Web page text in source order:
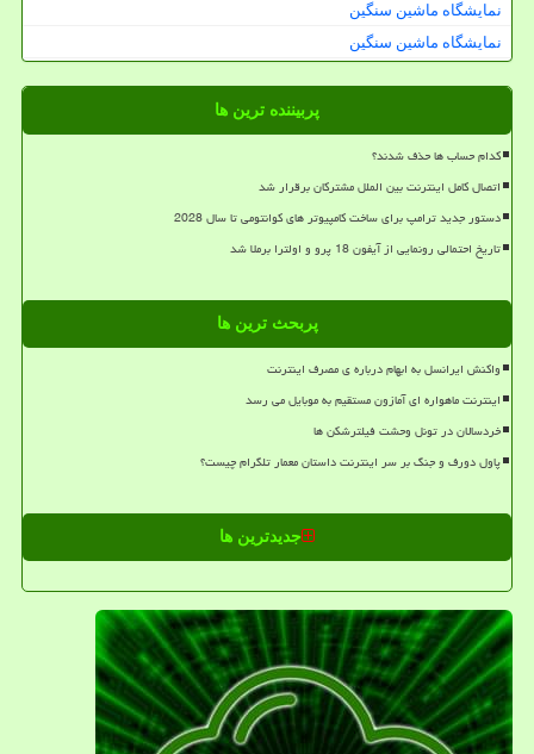
نمایشگاه ماشین سنگین
نمایشگاه ماشین سنگین
پربیننده ترین ها
کدام حساب ها حذف شدند؟
اتصال کامل اینترنت بین الملل مشترکان برقرار شد
دستور جدید ترامپ برای ساخت کامپیوتر های کوانتومی تا سال 2028
تاریخ احتمالی رونمایی از آیفون 18 پرو و اولترا برملا شد
پربحث ترین ها
واکنش ایرانسل به ابهام درباره ی مصرف اینترنت
اینترنت ماهواره ای آمازون مستقیم به موبایل می رسد
خردسالان در تونل وحشت فیلترشکن ها
پاول دورف و جنگ بر سر اینترنت داستان معمار تلگرام چیست؟
جدیدترین ها